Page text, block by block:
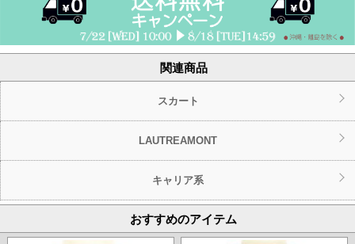
関連商品
スカート
LAUTREAMONT
キャリア系
おすすめのアイテム